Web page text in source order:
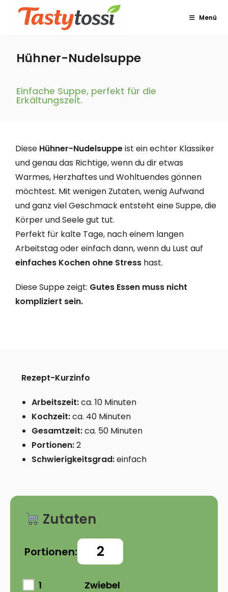
Menü
Hühner-Nudelsuppe
Einfache Suppe, perfekt für die
Erkältungszeit.
Diese Hühner-Nudelsuppeist ein echter Klassiker
und genau das Richtige, wenn du dir etwas
Warmes, Herzhaftes und Wohltuendes gönnen
möchtest. Mit wenigen Zutaten, wenig Aufwand
und ganz viel Geschmack entsteht eine Suppe, die
Körper und Seele gut tut.
Perfekt für kalte Tage, nach einem langen
Arbeitstag oder einfach dann, wenn du Lust auf
einfaches Kochen ohne Stress hast.
Diese Suppe zeigt: Gutes Essen muss nicht
kompliziert sein.
Rezept-Kurzinfo
Arbeitszeit:ca. 10 Minuten
Kochzeit:ca. 40 Minuten
Gesamtzeit:ca. 50 Minuten
Portionen:2
Schwierigkeitsgrad:einfach
Zutaten
Portionen:
1 Zwiebel